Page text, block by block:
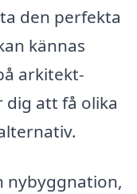
den perfekta
kännas
arkitekt-
dig att få olika
nybyggnation,